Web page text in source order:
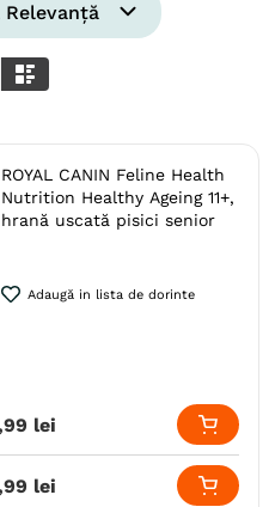
Relevanță
ROYAL CANIN Feline Health
Nutrition Healthy Ageing 11+,
hrană uscată pisici senior
Adaugă in lista de dorinte
99 lei
99 lei